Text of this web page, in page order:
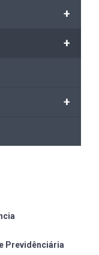
+
+
+
Previdênciária